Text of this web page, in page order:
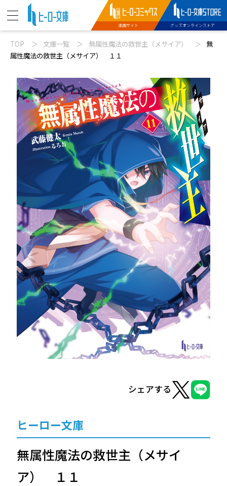
ニュース
動画
文庫新刊
コミックス配信
特設サイト
ヒーロー文庫
ヒーローコミックス
漫画サイト グッズオンラインストア
TOP 文庫一覧 無属性魔法の救世主（メサイア）
無
属性魔法の救世主（メサイア） １１
シェアする
ヒーロー文庫
無属性魔法の救世主（メサイ
ア） １１